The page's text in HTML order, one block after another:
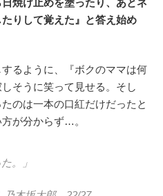
りして覚えた』と答え始め
るように、『ボクのママは何
そうに笑って見せる。そし
のは一本の口紅だけだったと
が分からず…。
。」